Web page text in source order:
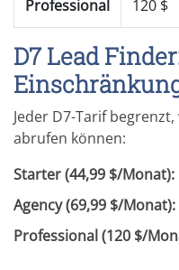
Professional 120 $
D7 Lead
Jeder D7-Tarif
abrufen können:
Starter (44,99 $/Monat):
Agency (69,99 $/Monat):
Professional (120 $/